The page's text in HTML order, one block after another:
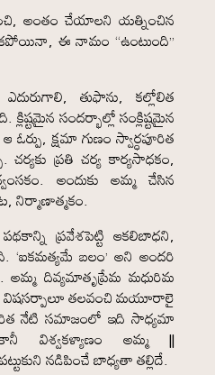
అంతం చేయాలని యత్నించిన
ఈ నామం “ఉంటుంది”
తుఫాను, కల్లోలిత
సందర్భాల్లో సంక్లిష్టమైన
ఓర్పు, క్షమా గుణం స్వార్ధపూరిత
ప్రతి చర్య కార్యసాధకం,
అందుకు అమ్మ చేసిన
నిర్మాణాత్మకం.
ప్రవేశపెట్టి ఆకలిబాధని,
‘ఐకమత్యమే బలం’ అని అందరి
అమ్మ దివ్యమాతృప్రేమ మధురిమ
విషసర్పాలూ తలవంచి మయూరాలై
నేటి సమాజంలో ఇది సాధ్యమా
విశ్వకళ్యాణం అమ్మ ||
నడిపించే బాధ్యతా తల్లిదే.